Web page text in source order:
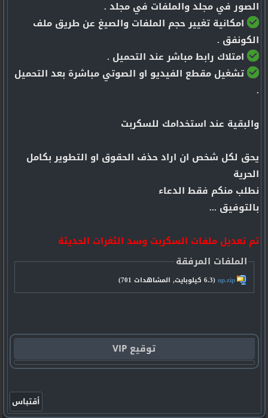
الصور في مجلد والملفات في مجلد .
امكانية تغيير حجم الملفات والصيغ عن طريق ملف
الكونفق .
امتلاك رابط مباشر عند التحميل .
تشغيل مقطع الفيديو او الصوتي مباشرة بعد التحميل
.
والبقية عند استخدامك للسكربت
يحق لكل شخص ان اراد حذف الحقوق او التطوير بكامل
الحرية
نطلب منكم فقط الدعاء
بالتوفيق ...
تم تعديل ملفات السكربت وسد الثغرات الحديثة
الملفات المرفقة
up.zip‏(6.3 كيلوبايت, المشاهدات 701)
توقيع VIP